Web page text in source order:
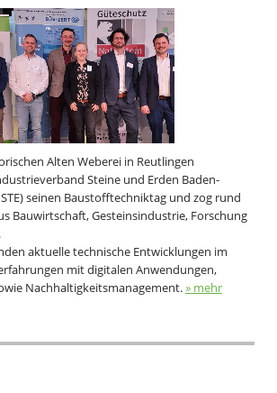
Alten Weberei in Reutlingen
Steine und Erden Baden-
seinen Baustofftechniktag und zog rund
Bauwirtschaft, Gesteinsindustrie, Forschung
aktuelle technische Entwicklungen im
mit digitalen Anwendungen,
Nachhaltigkeitsmanagement.» mehr